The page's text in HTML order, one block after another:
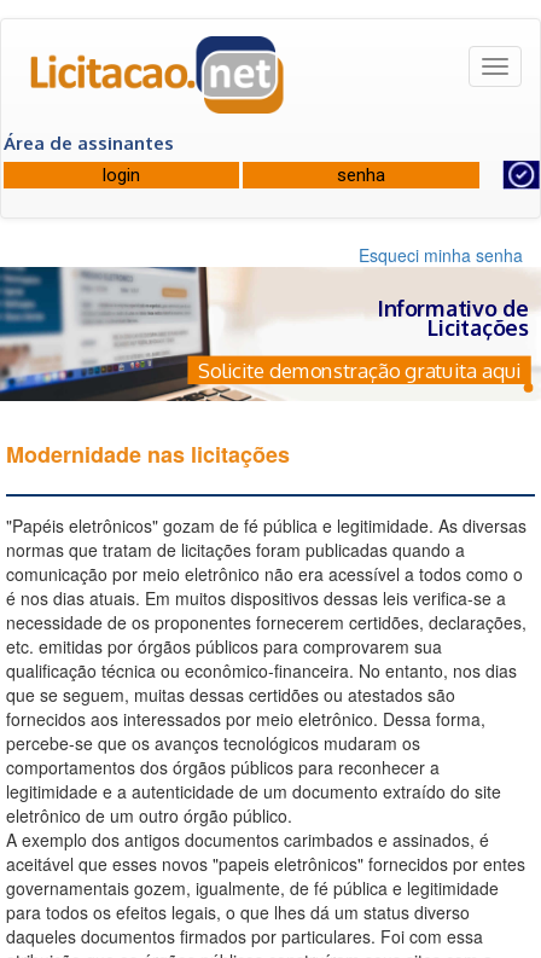
Área de assinantes
Esqueci minha senha
Informativo de
Licitações
Solicite demonstração gratuita aqui
Modernidade nas licitações
"Papéis eletrônicos" gozam de fé pública e legitimidade. As diversas
normas que tratam de licitações foram publicadas quando a
comunicação por meio eletrônico não era acessível a todos como o
é nos dias atuais. Em muitos dispositivos dessas leis verifica-se a
necessidade de os proponentes fornecerem certidões, declarações,
etc. emitidas por órgãos públicos para comprovarem sua
qualificação técnica ou econômico-financeira. No entanto, nos dias
que se seguem, muitas dessas certidões ou atestados são
fornecidos aos interessados por meio eletrônico. Dessa forma,
percebe-se que os avanços tecnológicos mudaram os
comportamentos dos órgãos públicos para reconhecer a
legitimidade e a autenticidade de um documento extraído do site
eletrônico de um outro órgão público.
A exemplo dos antigos documentos carimbados e assinados, é
aceitável que esses novos "papeis eletrônicos" fornecidos por entes
governamentais gozem, igualmente, de fé pública e legitimidade
para todos os efeitos legais, o que lhes dá um status diverso
daqueles documentos firmados por particulares. Foi com essa